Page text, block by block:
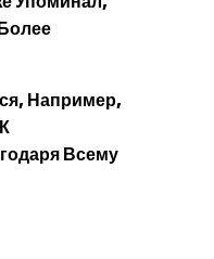
Например,
Всему